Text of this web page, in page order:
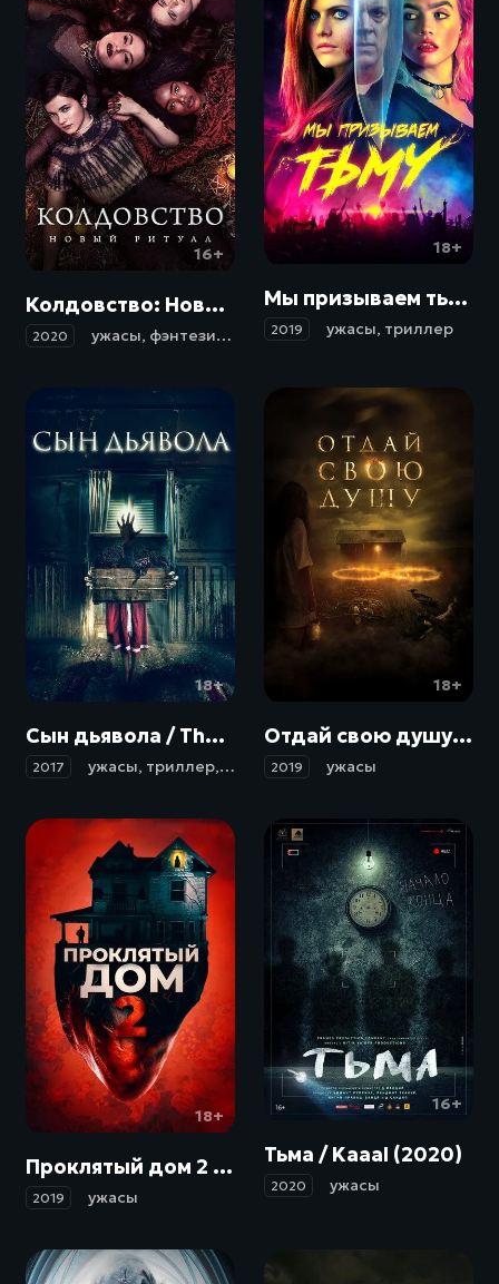
16+
Колдовство: Новый ритуал / The Craft: Legacy (2020)
2020 ужасы, фэнтези,драма
18+
Мы призываем тьму / We Summon the Darkness (2019)
2019 ужасы, триллер
18+
Сын дьявола / The Child Remains (2017)
2017 ужасы, триллер, детектив
18+
Отдай свою душу / 8 (2019)
2019 ужасы
18+
Проклятый дом 2 / Girl on the Third Floor (2019)
2019 ужасы
16+
Тьма / Kaaal (2020)
2020 ужасы